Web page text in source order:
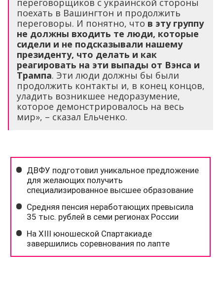
переговорщиков с украинской стороны
поехать в Вашингтон и продолжить
переговоры. И понятно, что в эту группу
не должны входить те люди, которые
сидели и не подсказывали нашему
президенту, что делать и как
реагировать на эти выпады от Вэнса и
Трампа. Эти люди должны бы были
продолжить контакты и, в конец концов,
уладить возникшее недоразумение,
которое демонстрировалось на весь
мир», – сказал Ельченко.